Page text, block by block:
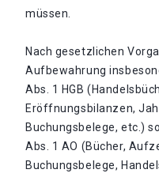
müssen.
Nach gesetzlichen
Aufbewahrung
Abs. 1 HGB
Eröffnungsbilanzen,
Buchungsbelege, etc.)
Abs. 1 AO (Bücher,
Buchungsbelege,